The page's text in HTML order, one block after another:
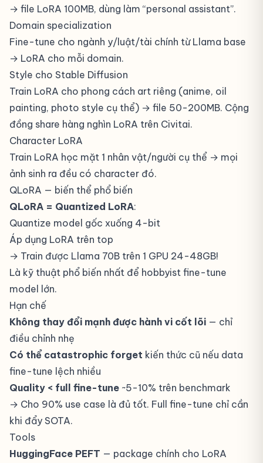
→ file LoRA 100MB, dùng làm “personal assistant”.
Domain specialization
Fine-tune cho ngành y/luật/tài chính từ Llama base
→ LoRA cho mỗi domain.
Style cho Stable Diffusion
Train LoRA cho phong cách art riêng (anime, oil
painting, photo style cụ thể) → file 50-200MB. Cộng
đồng share hàng nghìn LoRA trên Civitai.
Character LoRA
Train LoRA học mặt 1 nhân vật/người cụ thể → mọi
ảnh sinh ra đều có character đó.
QLoRA — biến thể phổ biến
QLoRA = Quantized LoRA:
Quantize model gốc xuống 4-bit
Áp dụng LoRA trên top
→ Train được Llama 70B trên 1 GPU 24-48GB!
Là kỹ thuật phổ biến nhất để hobbyist fine-tune
model lớn.
Hạn chế
Không thay đổi mạnh được hành vi cốt lõi — chỉ
điều chỉnh nhẹ
Có thể catastrophic forget kiến thức cũ nếu data
fine-tune lệch nhiều
Quality < full fine-tune ~5-10% trên benchmark
→ Cho 90% use case là đủ tốt. Full fine-tune chỉ cần
khi đẩy SOTA.
Tools
HuggingFace PEFT — package chính cho LoRA